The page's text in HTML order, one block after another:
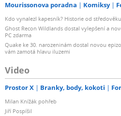
Mourissonova poradna Komiksy
Kdo vynalezl kapesník? Historie od
Ghost Recon Wildlands dostal vylepšení a
PC zdarma
Quake ke 30. narozeninám dostal novou
vám zamotá hlavu iluzemi
Video
Prostor X Branky, body, kokoti
Milan Knížák pohřeb
Jiří Pospíšil